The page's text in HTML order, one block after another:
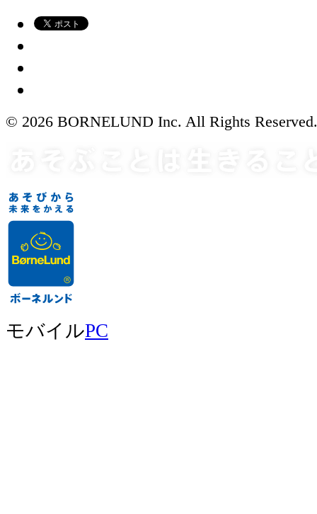
© 2026 BORNELUND Inc. All Rights Reserved.
モバイルPC